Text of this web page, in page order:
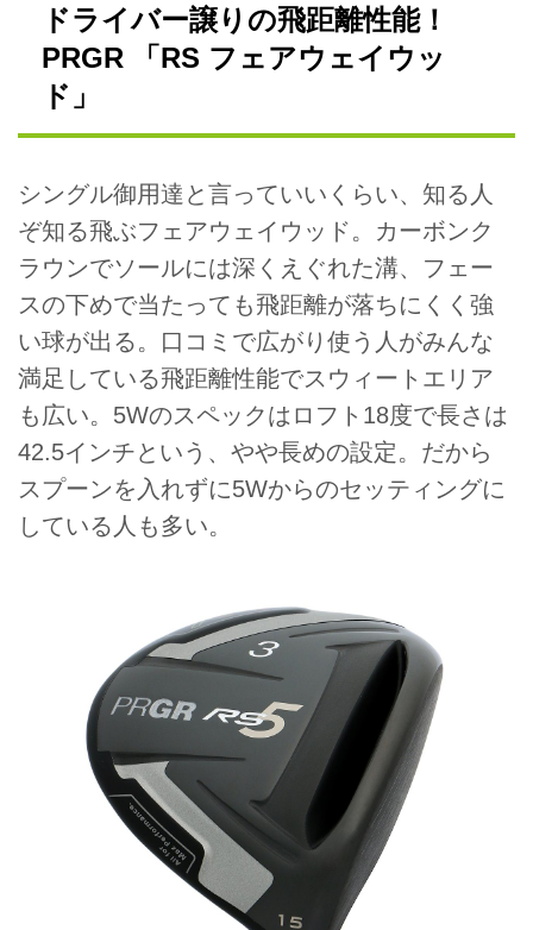
ドライバー譲りの飛距離性能！
PRGR 「RS フェアウェイウッ
ド」
シングル御用達と言っていいくらい、知る人
ぞ知る飛ぶフェアウェイウッド。カーボンク
ラウンでソールには深くえぐれた溝、フェー
スの下めで当たっても飛距離が落ちにくく強
い球が出る。口コミで広がり使う人がみんな
満足している飛距離性能でスウィートエリア
も広い。5Wのスペックはロフト18度で長さは
42.5インチという、やや長めの設定。だから
スプーンを入れずに5Wからのセッティングに
している人も多い。